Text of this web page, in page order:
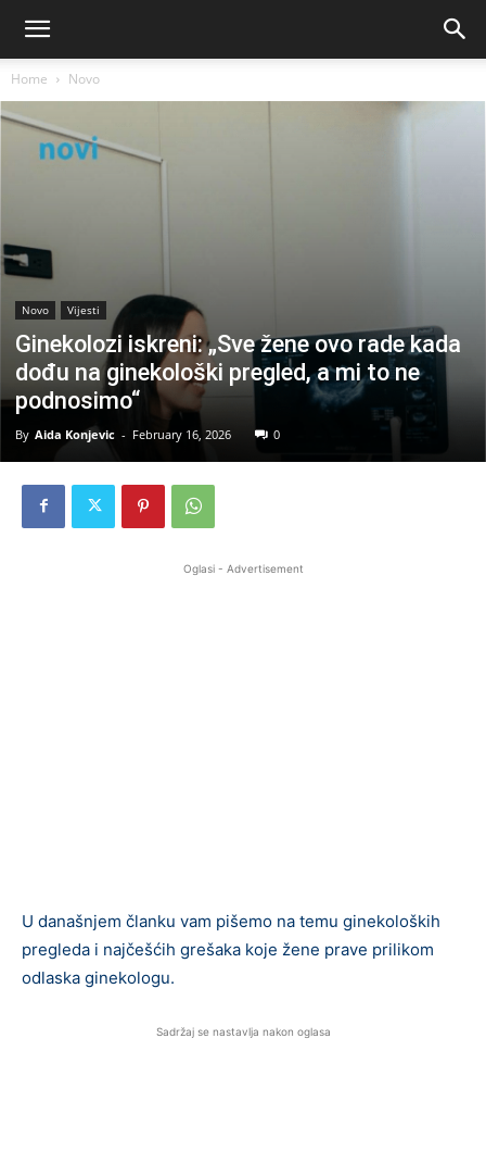
Home Novo
Novo Vijesti
Ginekolozi iskreni: „Sve žene ovo rade kada
dođu na ginekološki pregled, a mi to ne
podnosimo“
By Aida Konjevic - February 16, 2026 0
Oglasi - Advertisement
U današnjem članku vam pišemo na temu ginekoloških
pregleda i najčešćih grešaka koje žene prave prilikom
odlaska ginekologu.
Sadržaj se nastavlja nakon oglasa